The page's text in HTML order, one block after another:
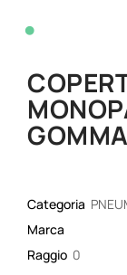
•
Categoria
Marca
Raggio 0